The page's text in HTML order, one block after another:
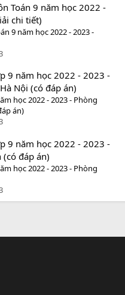
Toán 9 năm học 2022 -
chi tiết)
9 năm học 2022 - 2023 -
9 năm học 2022 - 2023 -
Nội (có đáp án)
học 2022 - 2023 - Phòng
án)
9 năm học 2022 - 2023 -
(có đáp án)
học 2022 - 2023 - Phòng